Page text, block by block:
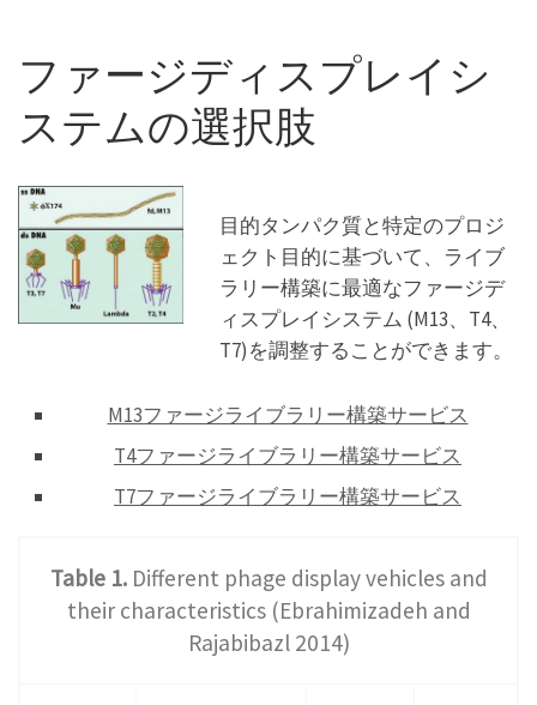
ファージディスプレイシ
ステムの選択肢
目的タンパク質と特定のプロジ
ェクト目的に基づいて、ライブ
ラリー構築に最適なファージデ
ィスプレイシステム (M13、T4、
T7)を調整することができます。
M13ファージライブラリー構築サービス
T4ファージライブラリー構築サービス
T7ファージライブラリー構築サービス
Table 1.Different phage display vehicles and
their characteristics (Ebrahimizadeh and
Rajabibazl 2014)